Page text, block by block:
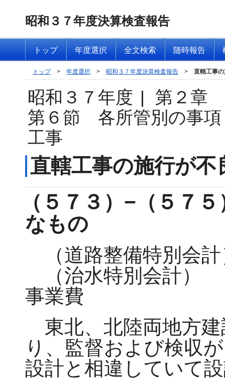
昭和３７年度決算検査報告
トップ 年度選択 全文検索 随時報告
トップ > 年度選択 > 昭和３７年度決算検査報告 > 直轄工事
昭和３７年度 |
第２章
第６節 各所管別の事項
工事
直轄工事の施行が不
（５７３）−（５７
なもの
（道路整備特別会
（治水特別会計）
事業費
東北、北陸両地方
り、監督および検収
設計と相違していて